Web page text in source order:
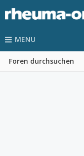
MENU
Foren durchsuchen